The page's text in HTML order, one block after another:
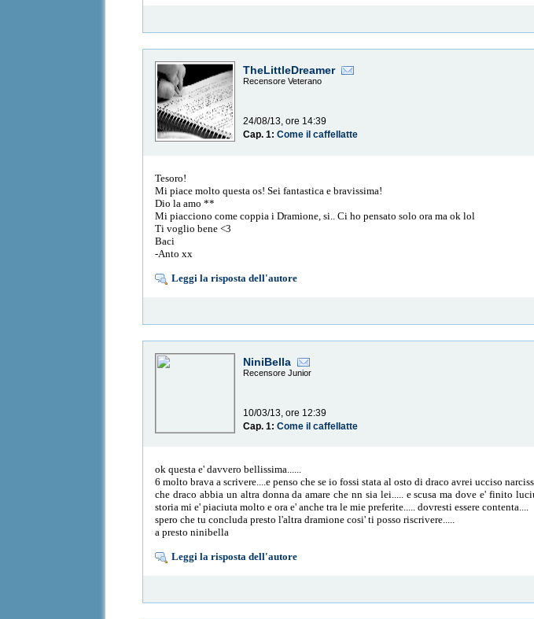
TheLittleDreamer
Recensore Veterano
24/08/13, ore 14:39
Cap. 1:Come il caffellatte
Tesoro!
Mi piace molto questa os! Sei fantastica e bravissima!
Dio la amo **
Mi piacciono come coppia i Dramione, si.. Ci ho pensato solo ora ma ok lol
Ti voglio bene <3
Baci
-Anto xx
Leggi la risposta dell'autore
NiniBella
Recensore Junior
10/03/13, ore 12:39
Cap. 1:Come il caffellatte
ok questa e' davvero bellissima......
6 molto brava a scrivere....e penso che se io fossi stata al osto di draco avrei ucciso
che draco abbia un altra donna da amare che nn sia lei..... e scusa ma dove e' finito
storia mi e' piaciuta molto e ora e' anche tra le mie preferite..... dovresti essere contenta....
spero che tu concluda presto l'altra dramione cosi' ti posso riscrivere.....
a presto ninibella
Leggi la risposta dell'autore